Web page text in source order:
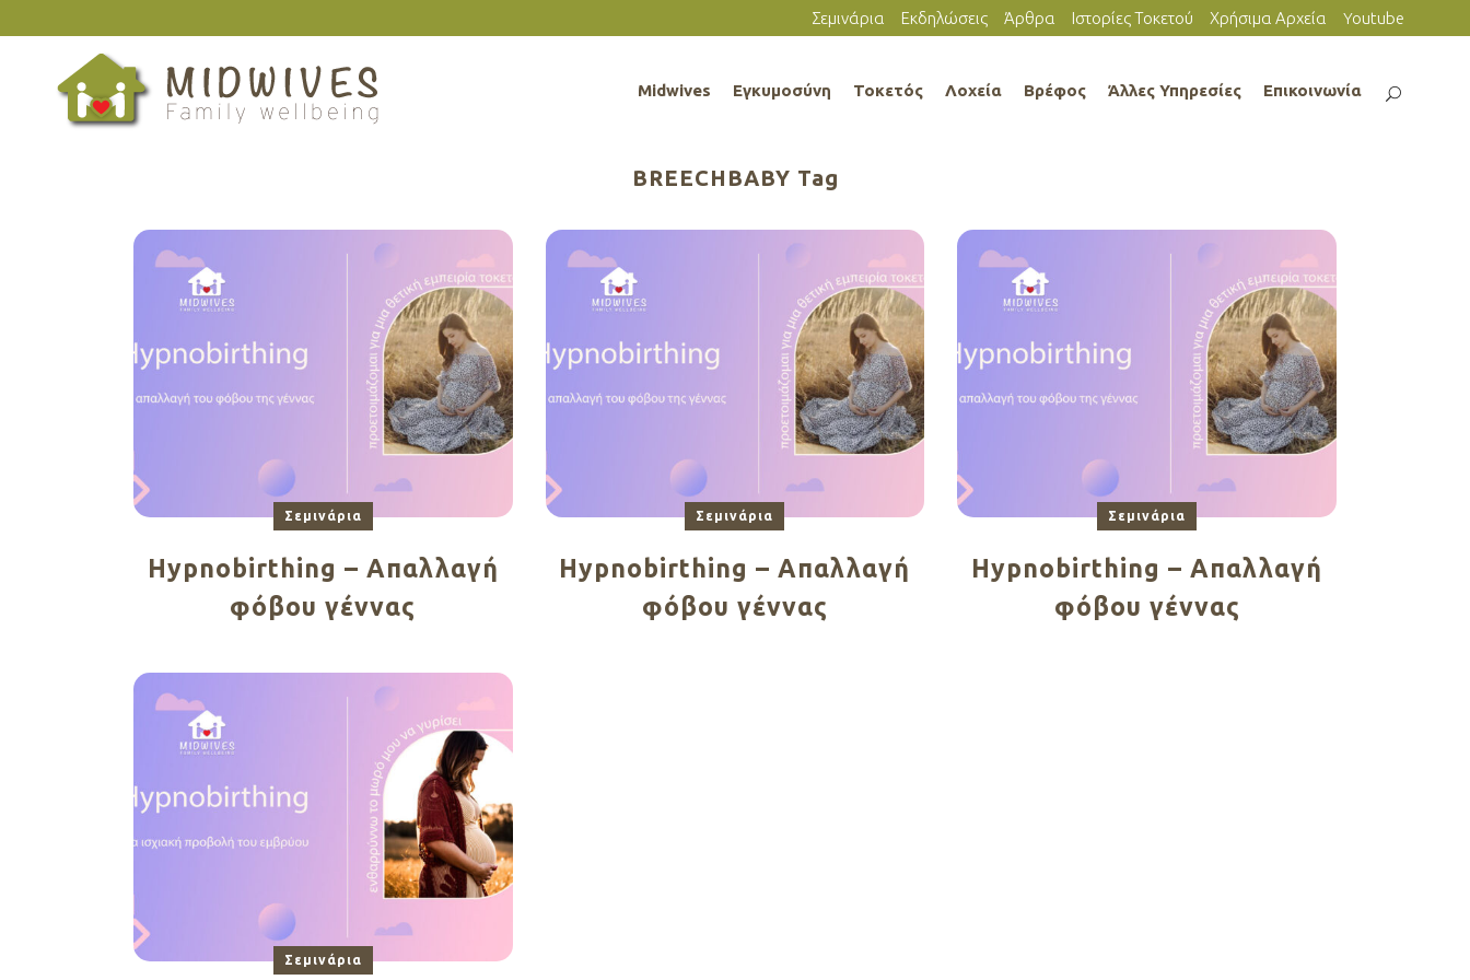
Σεμινάρια Εκδηλώσεις Άρθρα Ιστορίες Τοκετού Χρήσιμα Αρχεία Youtube
Midwives Εγκυμοσύνη Τοκετός Λοχεία Βρέφος Άλλες Υπηρεσίες Επικοινωνία
BREECHBABY Tag
Σεμινάρια
Hypnobirthing – Aπαλλαγή
φόβου γέννας
Σεμινάρια
Hypnobirthing – Aπαλλαγή
φόβου γέννας
Σεμινάρια
Hypnobirthing – Aπαλλαγή
φόβου γέννας
Σεμινάρια